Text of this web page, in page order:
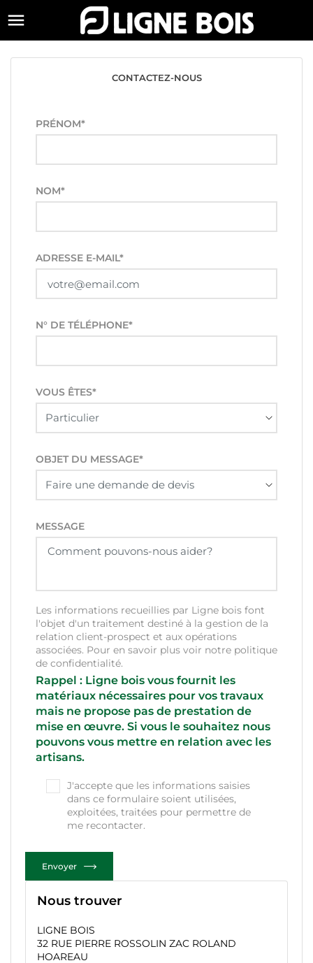

CONTACTEZ-NOUS
PRÉNOM*
NOM*
ADRESSE E-MAIL*
N° DE TÉLÉPHONE*
VOUS ÊTES*
OBJET DU MESSAGE*
MESSAGE
Les informations recueillies par Ligne bois font
l'objet d'un traitement destiné à la gestion de la
relation client-prospect et aux opérations
associées. Pour en savoir plus voir notre politique
de confidentialité.
Rappel : Ligne bois vous fournit les
matériaux nécessaires pour vos travaux
mais ne propose pas de prestation de
mise en œuvre. Si vous le souhaitez nous
pouvons vous mettre en relation avec les
artisans.
J'accepte que les informations saisies
dans ce formulaire soient utilisées,
exploitées, traitées pour permettre de
me recontacter.
Envoyer
Nous trouver
LIGNE BOIS
32 RUE PIERRE ROSSOLIN ZAC ROLAND
HOAREAU